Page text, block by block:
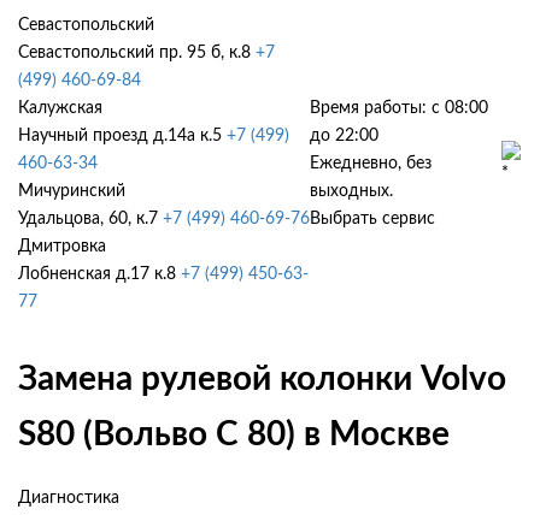
Севастопольский
Севастопольский пр. 95 б, к.8 +7
(499) 460-69-84
Калужская
Научный проезд д.14а к.5 +7 (499)
460-63-34
Мичуринский
Удальцова, 60, к.7 +7 (499) 460-69-76
Дмитровка
Лобненская д.17 к.8 +7 (499) 450-63-
77
Время работы: с 08:00
до 22:00
Ежедневно, без
выходных.
Выбрать сервис
Замена рулевой колонки Volvo
S80 (Вольво С 80) в Москве
Диагностика